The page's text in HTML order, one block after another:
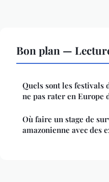
Bon plan —
Quels sont les festivals
ne pas rater en Europe
Où faire un stage de
amazonienne avec des